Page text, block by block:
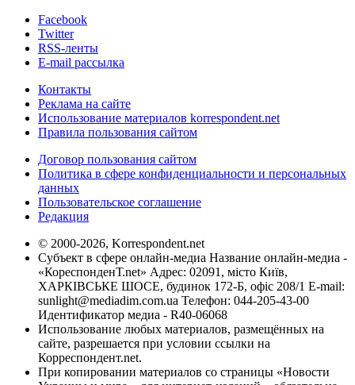
Facebook
Twitter
RSS-ленты
E-mail рассылка
Контакты
Реклама на сайте
Использование материалов korrespondent.net
Правила пользования сайтом
Договор пользования сайтом
Политика в сфере конфиденциальности и персональных
данных
Пользовательское соглашение
Редакция
© 2000-2026, Korrespondent.net
Субъект в сфере онлайн-медиа Название онлайн-медиа -
«КореспонденТ.net» Адрес: 02091, місто Київ,
ХАРКІВСЬКЕ ШОСЕ, будинок 172-Б, офіс 208/1 E-mail:
sunlight@mediadim.com.ua Телефон: 044-205-43-00
Идентификатор медиа - R40-06068
Использование любых материалов, размещённых на
сайте, разрешается при условии ссылки на
Корреспондент.net.
При копировании материалов со страницы «Новости